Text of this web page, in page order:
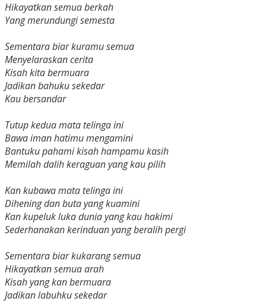
Hikayatkan semua berkah
Yang merundungi semesta
Sementara biar kuramu semua
Menyelaraskan cerita
Kisah kita bermuara
Jadikan bahuku sekedar
Kau bersandar
Tutup kedua mata telinga ini
Bawa iman hatimu mengamini
Bantuku pahami kisah hampamu kasih
Memilah dalih keraguan yang kau pilih
Kan kubawa mata telinga ini
Dihening dan buta yang kuamini
Kan kupeluk luka dunia yang kau hakimi
Sederhanakan kerinduan yang beralih pergi
Sementara biar kukarang semua
Hikayatkan semua arah
Kisah yang kan bermuara
Jadikan labuhku sekedar